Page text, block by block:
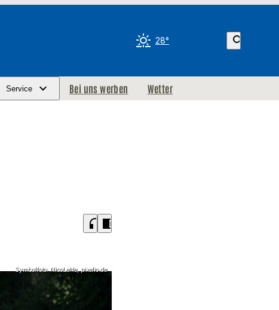
28° search
Service Bei uns werben Wetter
headphones chrome_reader_mode
Symbolfoto: NicoLeHe, pixelio.de